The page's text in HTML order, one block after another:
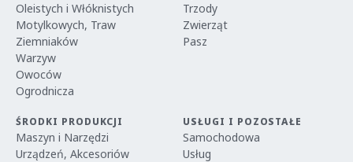
Oleistych i Włóknistych
Motylkowych, Traw
Ziemniaków
Warzyw
Owoców
Ogrodnicza
Trzody
Zwierząt
Pasz
ŚRODKI PRODUKCJI
Maszyn i Narzędzi
Urządzeń, Akcesoriów
USŁUGI I POZOSTAŁE
Samochodowa
Usług